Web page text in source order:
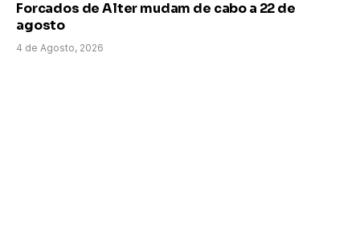
Forcados de Alter mudam de cabo a 22 de
agosto
4 de Agosto, 2026